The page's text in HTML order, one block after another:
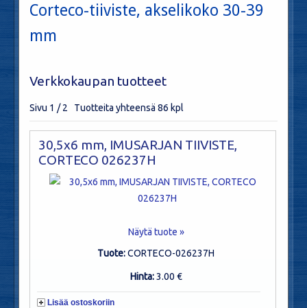
Corteco-tiiviste, akselikoko 30-39
mm
Verkkokaupan tuotteet
Sivu 1 / 2 Tuotteita yhteensä 86 kpl
30,5x6 mm, IMUSARJAN TIIVISTE,
CORTECO 026237H
Näytä tuote »
Tuote:CORTECO-026237H
Hinta:3.00 €
Lisää ostoskoriin